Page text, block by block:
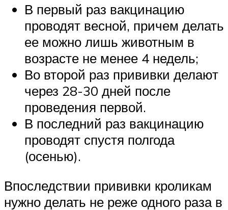
В первый раз вакцинацию
проводят весной, причем делать
ее можно лишь животным в
возрасте не менее 4 недель;
Во второй раз прививки делают
через 28-30 дней после
проведения первой.
В последний раз вакцинацию
проводят спустя полгода
(осенью).
Впоследствии прививки кроликам
нужно делать не реже одного раза в